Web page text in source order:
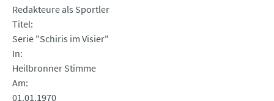
Redakteure als Sportler
Titel
Serie "Schiris im Visier"
In
Heilbronner Stimme
Am
01.01.1970